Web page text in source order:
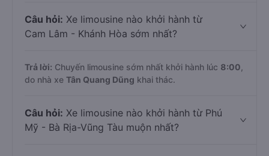
Câu hỏi: Xe limousine nào khởi hành từ
Cam Lâm - Khánh Hòa sớm nhất?
Trả lời: Chuyến limousine sớm nhất khởi hành lúc 8:00
do nhà xe Tân Quang Dũng khai thác.
Câu hỏi: Xe limousine nào khởi hành từ Phú
Mỹ - Bà Rịa-Vũng Tàu muộn nhất?